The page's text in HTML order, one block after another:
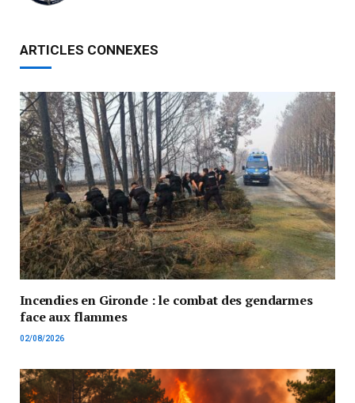
ARTICLES CONNEXES
Incendies en Gironde : le combat des gendarmes
face aux flammes
02/08/2026